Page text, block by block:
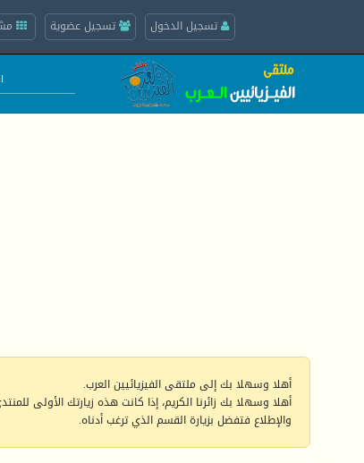
تسجيل الدخول تسجيل عضوية
أهلا وسهلا بك إلى ملتقى الفيزيائيين العرب.
أهلا وسهلا بك زائرنا الكريم، إذا كانت هذه زيارتك الأولى
والإطلاع فتفضل بزيارة القسم الذي ترغب أدناه.